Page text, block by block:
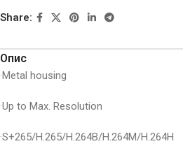
Share:
Опис
·Metal housing
·Up to Max. Resolution
·S+265/H.265/H.264B/H.264M/H.264H